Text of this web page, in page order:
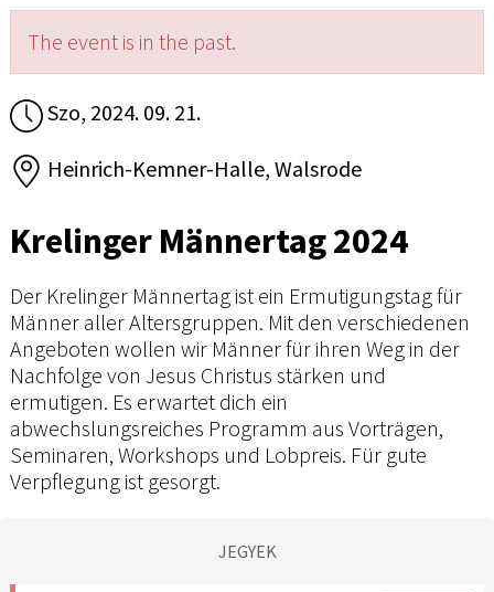
The event is in the past.
Szo, 2024. 09. 21.
Heinrich-Kemner-Halle, Walsrode
Krelinger Männertag 2024
Der Krelinger Männertag ist ein Ermutigungstag für
Männer aller Altersgruppen. Mit den verschiedenen
Angeboten wollen wir Männer für ihren Weg in der
Nachfolge von Jesus Christus stärken und
ermutigen. Es erwartet dich ein
abwechslungsreiches Programm aus Vorträgen,
Seminaren, Workshops und Lobpreis. Für gute
Verpflegung ist gesorgt.
JEGYEK